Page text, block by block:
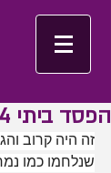
הפסד ביתי 86:84 מול מכבי ת"א
זה היה קרוב
שנלחמו כמו